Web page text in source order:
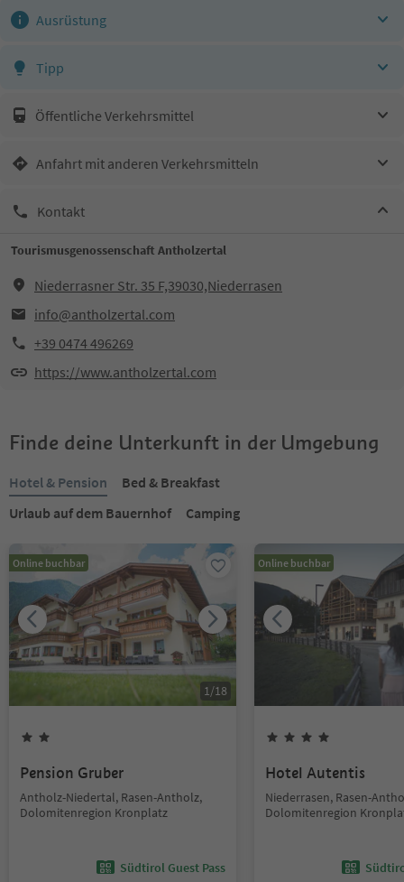
Ausrüstung
Tipp
Öffentliche Verkehrsmittel
Anfahrt mit anderen Verkehrsmitteln
Kontakt
Tourismusgenossenschaft Antholzertal
Niederrasner Str. 35 F,39030,Niederrasen
info@antholzertal.com
+39 0474 496269
https://www.antholzertal.com
Finde deine Unterkunft in der Umgebung
Hotel & Pension
Bed & Breakfast
Urlaub auf dem Bauernhof
Camping
Online buchbar
1/18
Pension Gruber
Antholz-Niedertal, Rasen-Antholz,
Dolomitenregion Kronplatz
Südtirol Guest Pass
Online buchbar
Hotel Autentis
Niederrasen, Rasen-
Dolomitenregion